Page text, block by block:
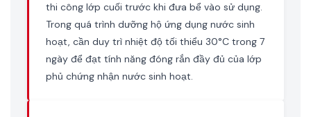
thi công lớp cuối trước khi đưa bể vào sử dụng.
Trong quá trình dưỡng hộ ứng dụng nước sinh
hoạt, cần duy trì nhiệt độ tối thiểu 30°C trong 7
ngày để đạt tính năng đóng rắn đầy đủ của lớp
phủ chứng nhận nước sinh hoạt.